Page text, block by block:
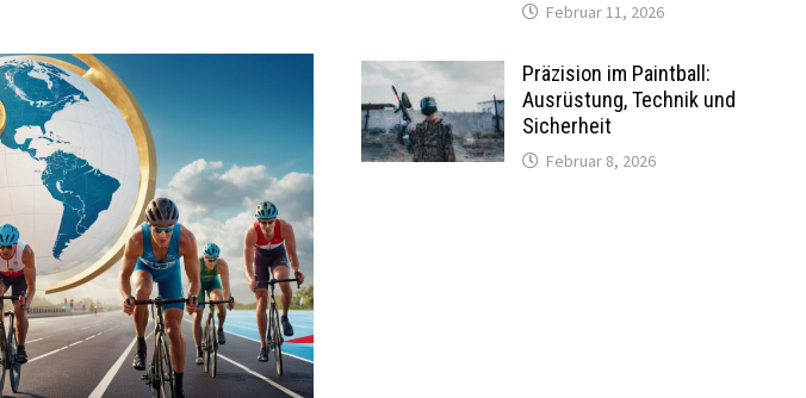
Februar 11, 2026
Präzision im Paintball:
Ausrüstung, Technik und
Sicherheit
Februar 8, 2026